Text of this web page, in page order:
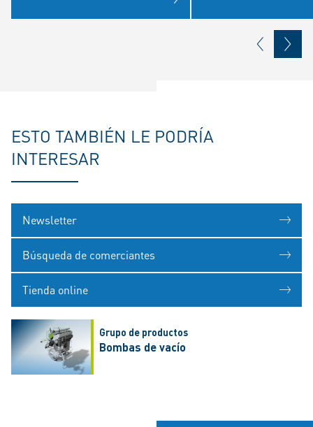
ESTO TAMBIÉN LE PODRÍA
INTERESAR
Newsletter
Búsqueda de comerciantes
Tienda online
Grupo de productos
Bombas de vacío